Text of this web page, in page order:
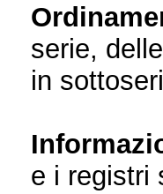
serie,
in
e i registri